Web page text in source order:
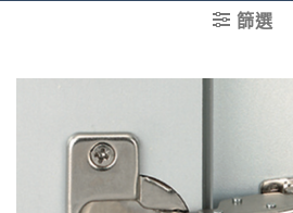
篩選